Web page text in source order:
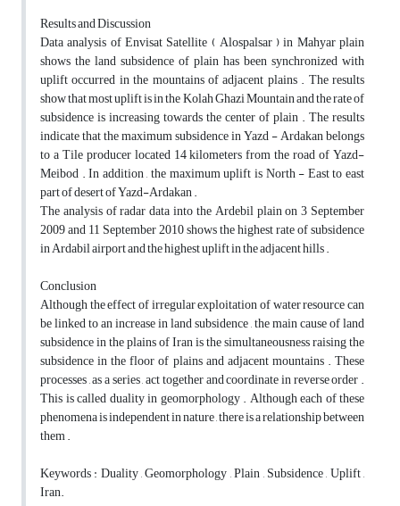
Results and Discussion
Data analysis of Envisat Satellite ( Alospalsar ) in Mahyar plain
shows the land subsidence of plain has been synchronized with
uplift occurred in the mountains of adjacent plains . The results
show that most uplift is in the Kolah Ghazi Mountain and the rate of
subsidence is increasing towards the center of plain . The results
indicate that the maximum subsidence in Yazd - Ardakan belongs
to a Tile producer located 14 kilometers from the road of Yazd-
Meibod . In addition , the maximum uplift is North - East to east
part of desert of Yazd-Ardakan .
The analysis of radar data into the Ardebil plain on 3 September
2009 and 11 September 2010 shows the highest rate of subsidence
in Ardabil airport and the highest uplift in the adjacent hills .
Conclusion
Although the effect of irregular exploitation of water resource can
be linked to an increase in land subsidence , the main cause of land
subsidence in the plains of Iran is the simultaneousness raising the
subsidence in the floor of plains and adjacent mountains . These
processes , as a series , act together and coordinate in reverse order .
This is called duality in geomorphology . Although each of these
phenomena is independent in nature , there is a relationship between
them .
Keywords : Duality , Geomorphology , Plain , Subsidence , Uplift ,
Iran.